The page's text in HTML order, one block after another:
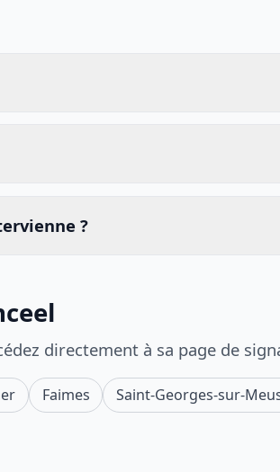
?
directement à sa page de
Faimes Saint-Georges-sur-